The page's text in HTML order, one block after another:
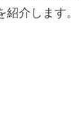
紹介します。